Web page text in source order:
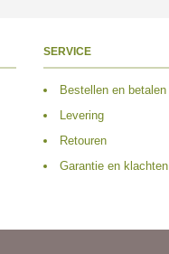
SERVICE
Bestellen en betalen
Levering
Retouren
Garantie en klachten